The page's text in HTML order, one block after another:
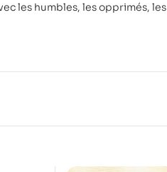
les humbles, les opprimés, les